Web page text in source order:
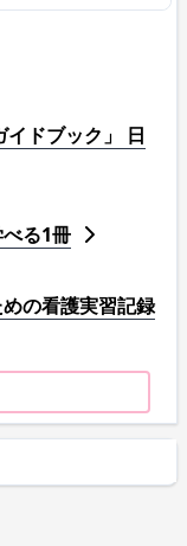
イドブック」 日
る1冊
めの看護実習記録